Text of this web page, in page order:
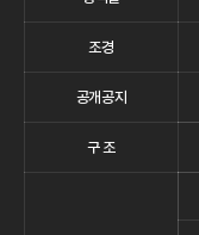
조경
공개공지
구 조